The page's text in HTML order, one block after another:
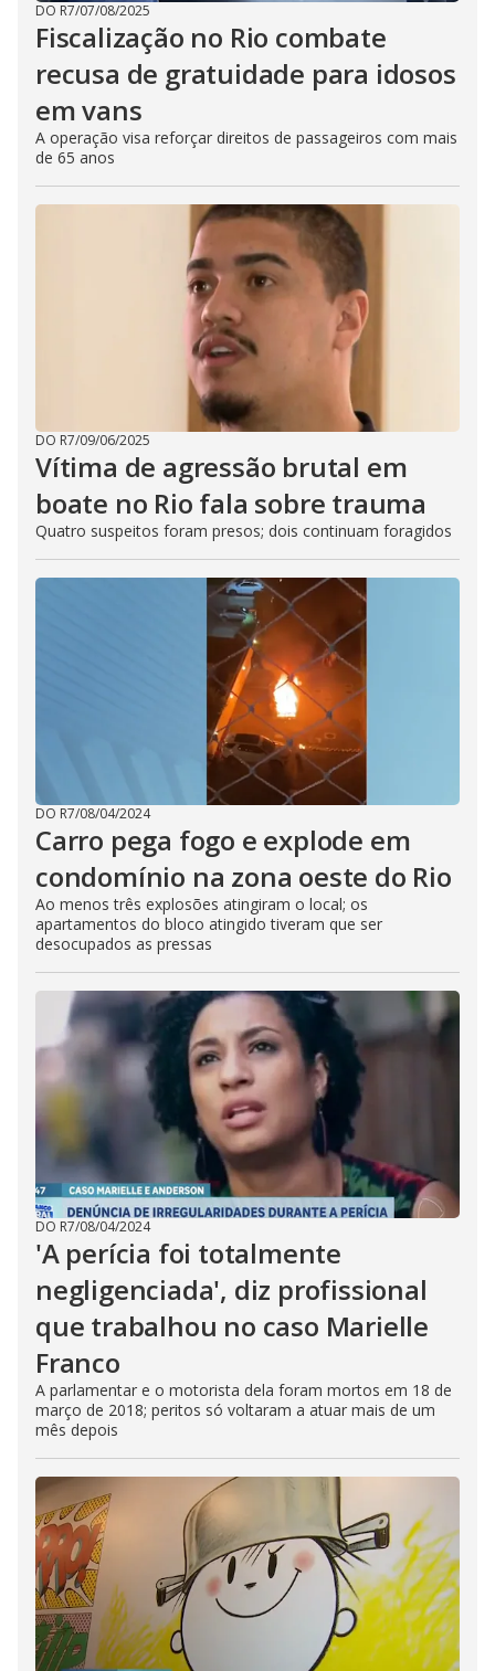
DO R7/07/08/2025
Fiscalização no Rio combate
recusa de gratuidade para idosos
em vans
A operação visa reforçar direitos de passageiros com mais
de 65 anos
DO R7/09/06/2025
Vítima de agressão brutal em
boate no Rio fala sobre trauma
Quatro suspeitos foram presos; dois continuam foragidos
DO R7/08/04/2024
Carro pega fogo e explode em
condomínio na zona oeste do Rio
Ao menos três explosões atingiram o local; os
apartamentos do bloco atingido tiveram que ser
desocupados as pressas
DO R7/08/04/2024
'A perícia foi totalmente
negligenciada', diz profissional
que trabalhou no caso Marielle
Franco
A parlamentar e o motorista dela foram mortos em 18 de
março de 2018; peritos só voltaram a atuar mais de um
mês depois